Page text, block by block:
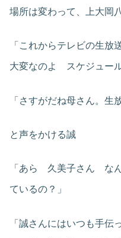
場所は変わって、上大岡
「これからテレビの生放
大変なのよ スケジュール
「さすがだね母さん。生
と声をかける誠
「あら 久美子さん な
ているの？」
「誠さんにはいつも手伝